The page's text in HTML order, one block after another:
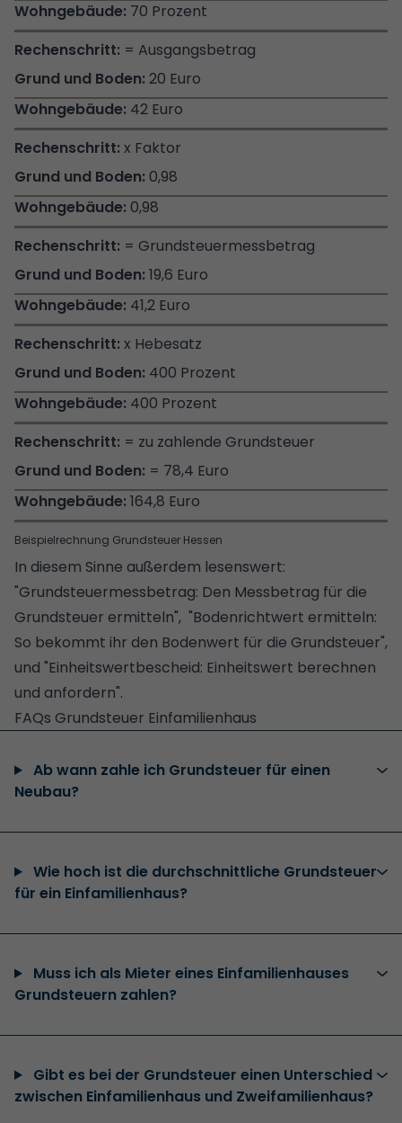
Beispielrechnung Grundsteuer Hessen
70 Prozent
= Ausgangsbetrag
20 Euro
42 Euro
x Faktor
0,98
0,98
= Grundsteuermessbetrag
19,6 Euro
41,2 Euro
x Hebesatz
400 Prozent
400 Prozent
= zu zahlende Grundsteuer
= 78,4 Euro
164,8 Euro
In diesem Sinne außerdem lesenswert:
"Grundsteuermessbetrag: Den Messbetrag für die
Grundsteuer ermitteln", "Bodenrichtwert ermitteln:
So bekommt ihr den Bodenwert für die Grundsteuer",
und "Einheitswertbescheid: Einheitswert berechnen
und anfordern".
FAQs Grundsteuer Einfamilienhaus
Ab wann zahle ich Grundsteuer für einen
Neubau?
Wie hoch ist die durchschnittliche Grundsteuer
für ein Einfamilienhaus?
Muss ich als Mieter eines Einfamilienhauses
Grundsteuern zahlen?
Gibt es bei der Grundsteuer einen Unterschied
zwischen Einfamilienhaus und Zweifamilienhaus?